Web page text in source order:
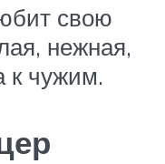
свою
нежная,
к чужим.